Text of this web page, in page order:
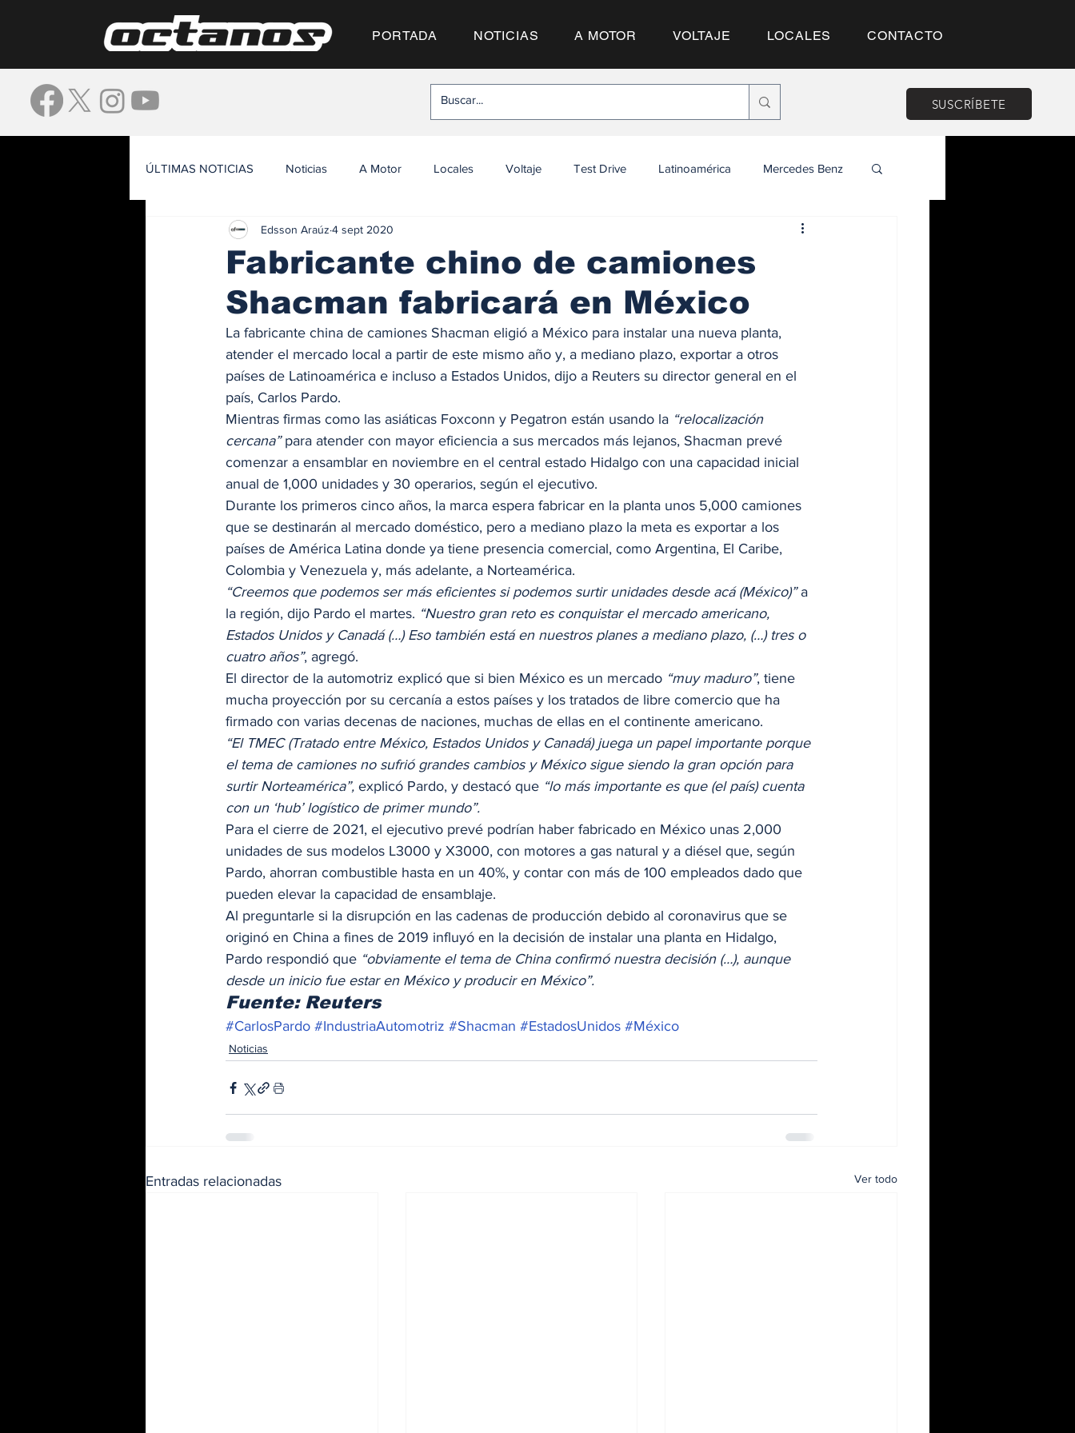
PORTADA NOTICIAS A MOTOR VOLTAJE LOCALES CONTACTO
SUSCRÍBETE
ÚLTIMAS NOTICIAS Noticias A Motor Locales Voltaje Test Drive Latinoamérica Mercedes Benz
Fabricante chino de camiones
Shacman fabricará en México
Edsson Araúz 4 sept 2020
La fabricante china de camiones Shacman eligió a México para instalar una nueva planta,
atender el mercado local a partir de este mismo año y, a mediano plazo, exportar a otros
países de Latinoamérica e incluso a Estados Unidos, dijo a Reuters su director general en el
país, Carlos Pardo.
Mientras firmas como las asiáticas Foxconn y Pegatron están usando la “relocalización
cercana” para atender con mayor eficiencia a sus mercados más lejanos, Shacman prevé
comenzar a ensamblar en noviembre en el central estado Hidalgo con una capacidad inicial
anual de 1,000 unidades y 30 operarios, según el ejecutivo.
Durante los primeros cinco años, la marca espera fabricar en la planta unos 5,000 camiones
que se destinarán al mercado doméstico, pero a mediano plazo la meta es exportar a los
países de América Latina donde ya tiene presencia comercial, como Argentina, El Caribe,
Colombia y Venezuela y, más adelante, a Norteamérica.
“Creemos que podemos ser más eficientes si podemos surtir unidades desde acá (México)” a
la región, dijo Pardo el martes. “Nuestro gran reto es conquistar el mercado americano,
Estados Unidos y Canadá (…) Eso también está en nuestros planes a mediano plazo, (…) tres o
cuatro años”, agregó.
El director de la automotriz explicó que si bien México es un mercado “muy maduro”, tiene
mucha proyección por su cercanía a estos países y los tratados de libre comercio que ha
firmado con varias decenas de naciones, muchas de ellas en el continente americano.
“El TMEC (Tratado entre México, Estados Unidos y Canadá) juega un papel importante porque
el tema de camiones no sufrió grandes cambios y México sigue siendo la gran opción para
surtir Norteamérica”, explicó Pardo, y destacó que “lo más importante es que (el país) cuenta
con un ‘hub’ logístico de primer mundo”.
Para el cierre de 2021, el ejecutivo prevé podrían haber fabricado en México unas 2,000
unidades de sus modelos L3000 y X3000, con motores a gas natural y a diésel que, según
Pardo, ahorran combustible hasta en un 40%, y contar con más de 100 empleados dado que
pueden elevar la capacidad de ensamblaje.
Al preguntarle si la disrupción en las cadenas de producción debido al coronavirus que se
originó en China a fines de 2019 influyó en la decisión de instalar una planta en Hidalgo,
Pardo respondió que “obviamente el tema de China confirmó nuestra decisión (…), aunque
desde un inicio fue estar en México y producir en México”.
Fuente: Reuters
#CarlosPardo #IndustriaAutomotriz #Shacman #EstadosUnidos #México
Noticias
Entradas relacionadas Ver todo